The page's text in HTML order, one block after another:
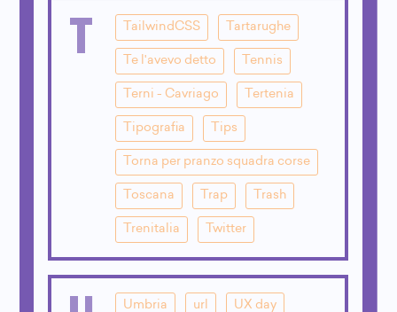
T TailwindCSS Tartarughe
Te l'avevo detto Tennis
Terni - Cavriago Tertenia
Tipografia Tips
Torna per pranzo squadra corse
Toscana Trap Trash
Trenitalia Twitter
Umbria url UX day